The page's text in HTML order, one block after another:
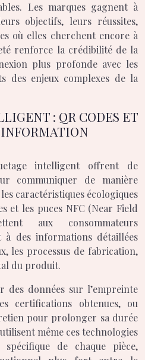
Les marques gagnent à
objectifs, leurs réussites,
où elles cherchent encore à
renforce la crédibilité de la
plus profonde avec les
des enjeux complexes de la
: QR CODES ET
intelligent offrent de
communiquer de manière
caractéristiques écologiques
et les puces NFC (Near Field
aux consommateurs
à des informations détaillées
les processus de fabrication,
du produit.
des données sur l’empreinte
certifications obtenues, ou
pour prolonger sa durée
même ces technologies
de chaque pièce,